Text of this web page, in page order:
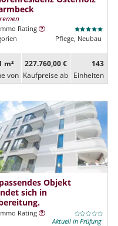
Rating
Pflege, Neubau
m²
von
227.760,00 €
Kaufpreise ab
143
Ein­heiten
Objekt
sich in
Rating
Aktuell in Prüfung